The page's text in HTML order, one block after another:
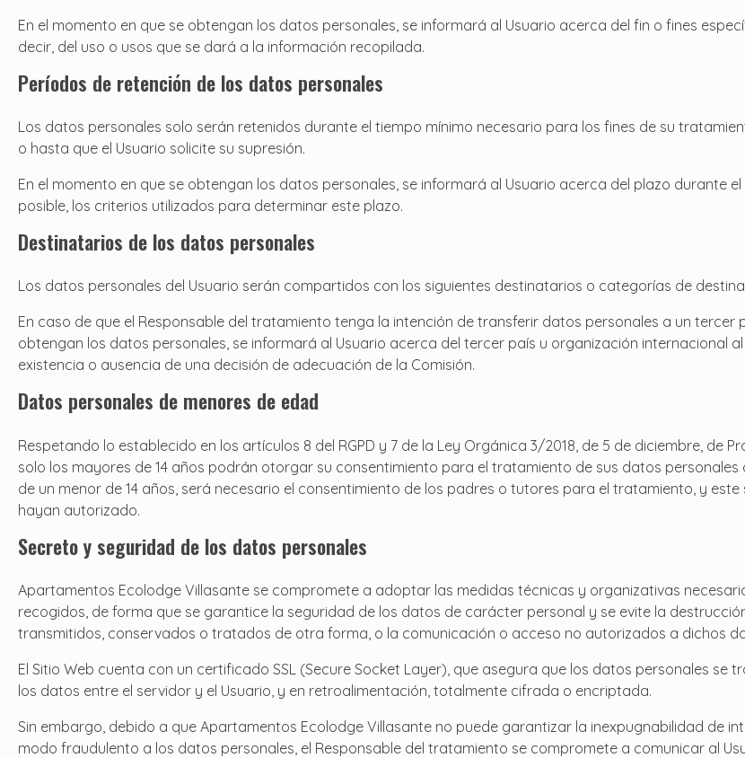
En el momento en que se obtengan los datos personales, se informará al Usuario acerca del fin o fines
decir, del uso o usos que se dará a la información recopilada.
Períodos de retención de los datos personales
Los datos personales solo serán retenidos durante el tiempo mínimo necesario para los fines de su
o hasta que el Usuario solicite su supresión.
En el momento en que se obtengan los datos personales, se informará al Usuario acerca del plazo durante
posible, los criterios utilizados para determinar este plazo.
Destinatarios de los datos personales
Los datos personales del Usuario serán compartidos con los siguientes destinatarios o categorías de
En caso de que el Responsable del tratamiento tenga la intención de transferir datos personales a un tercer
obtengan los datos personales, se informará al Usuario acerca del tercer país u organización internacional
existencia o ausencia de una decisión de adecuación de la Comisión.
Datos personales de menores de edad
Respetando lo establecido en los artículos 8 del RGPD y 7 de la Ley Orgánica 3/2018, de 5 de diciembre, de
solo los mayores de 14 años podrán otorgar su consentimiento para el tratamiento de sus datos
de un menor de 14 años, será necesario el consentimiento de los padres o tutores para el tratamiento, y
hayan autorizado.
Secreto y seguridad de los datos personales
Apartamentos Ecolodge Villasante se compromete a adoptar las medidas técnicas y organizativas
recogidos, de forma que se garantice la seguridad de los datos de carácter personal y se evite la
transmitidos, conservados o tratados de otra forma, o la comunicación o acceso no autorizados a dichos
El Sitio Web cuenta con un certificado SSL (Secure Socket Layer), que asegura que los datos personales
los datos entre el servidor y el Usuario, y en retroalimentación, totalmente cifrada o encriptada.
Sin embargo, debido a que Apartamentos Ecolodge Villasante no puede garantizar la inexpugnabilidad de
modo fraudulento a los datos personales, el Responsable del tratamiento se compromete a comunicar al